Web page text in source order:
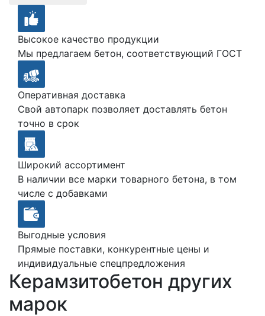
Высокое качество продукции
Мы предлагаем бетон, соответствующий ГОСТ
Оперативная доставка
Свой автопарк позволяет доставлять бетон
точно в срок
Широкий ассортимент
В наличии все марки товарного бетона, в том
числе с добавками
Выгодные условия
Прямые поставки, конкурентные цены и
индивидуальные спецпредложения
Керамзитобетон других
марок